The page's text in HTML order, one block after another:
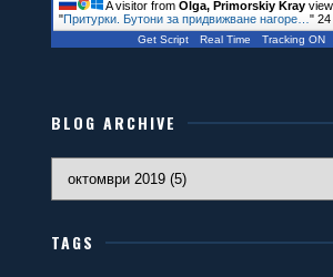
A visitor fromOlga, Primorskiy Kray
"Притурки. Бутони за придвижване нагоре…"
Get Script Real Time Tracking ON
BLOG ARCHIVE
TAGS